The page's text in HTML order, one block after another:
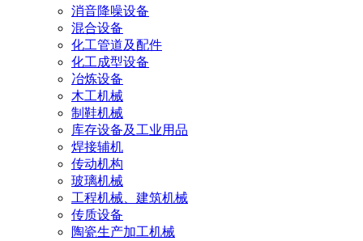
消音降噪设备
混合设备
化工管道及配件
化工成型设备
冶炼设备
木工机械
制鞋机械
库存设备及工业用品
焊接辅机
传动机构
玻璃机械
工程机械、建筑机械
传质设备
陶瓷生产加工机械